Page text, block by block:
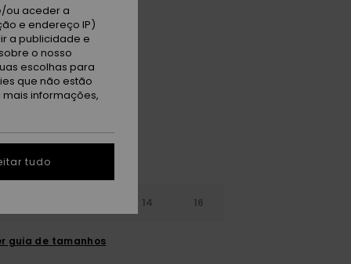
25% EXTRA
14 16
guia de tamanhos
ou aceder a
e endereço IP)
a publicidade e
o nosso
escolhas para
que não estão
informações,
tudo